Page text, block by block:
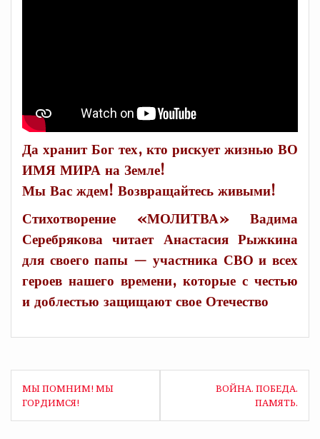
Да хранит Бог тех, кто рискует жизнью ВО
ИМЯ МИРА на Земле!
Мы Вас ждем! Возвращайтесь живыми!
Стихотворение «МОЛИТВА» Вадима
Серебрякова читает Анастасия Рыжкина
для своего папы — участника СВО и всех
героев нашего времени, которые с честью
и доблестью защищают свое Отечество
Навигация
по
МЫ ПОМНИМ! МЫ
ГОРДИМСЯ!
ВОЙНА. ПОБЕДА.
ПАМЯТЬ.